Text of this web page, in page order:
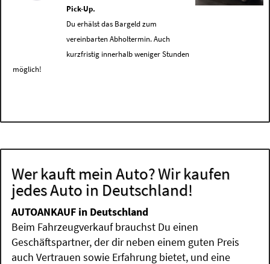
Pick-Up.
Du erhälst das Bargeld zum
vereinbarten Abholtermin. Auch
kurzfristig innerhalb weniger Stunden
möglich!
Wer kauft mein Auto? Wir kaufen
jedes Auto in Deutschland!
AUTOANKAUF in Deutschland
Beim Fahrzeugverkauf brauchst Du einen
Geschäftspartner, der dir neben einem guten Preis
auch Vertrauen sowie Erfahrung bietet, und eine